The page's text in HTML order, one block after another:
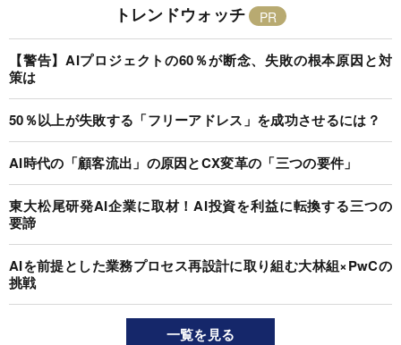
トレンドウォッチ
【警告】AIプロジェクトの60％が断念、失敗の根本原因と対
策は
50％以上が失敗する「フリーアドレス」を成功させるには？
AI時代の「顧客流出」の原因とCX変革の「三つの要件」
東大松尾研発AI企業に取材！AI投資を利益に転換する三つの
要諦
AIを前提とした業務プロセス再設計に取り組む大林組×PwCの
挑戦
一覧を見る